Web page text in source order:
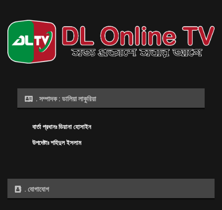
. সম্পাদক : ডালিয়া লাকুরিয়া
বার্তা প্রধানঃ ডিয়ানা হোসাইন
উপদেষ্টাঃ শহিদুল ইসলাম
. যোগাযোগ